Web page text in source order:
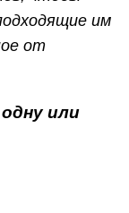
им
от
или